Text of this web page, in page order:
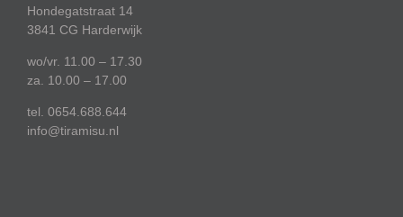
Hondegatstraat 14
3841 CG Harderwijk
wo/vr. 11.00 – 17.30
za. 10.00 – 17.00
tel. 0654.688.644
info@tiramisu.nl